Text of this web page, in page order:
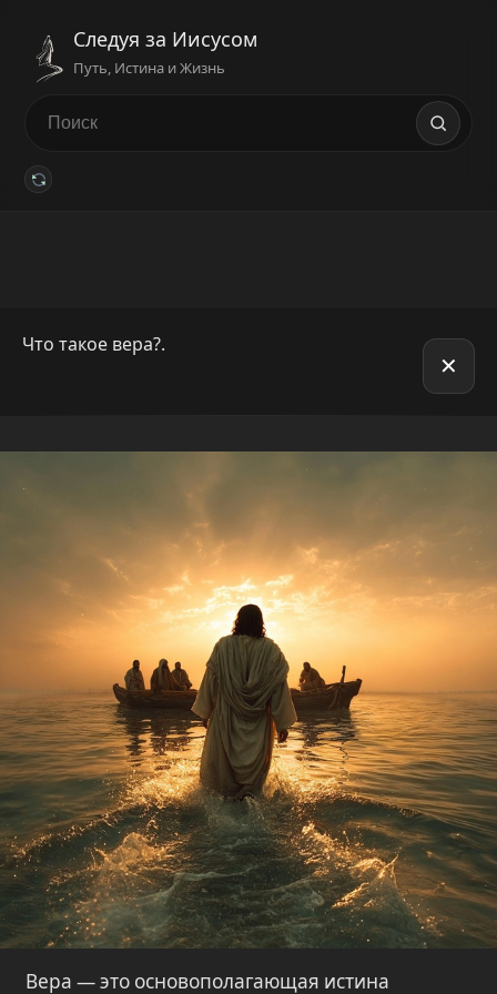
Следуя за Иисусом
Путь, Истина и Жизнь
✕
Что такое вера?.
Вера — это основополагающая истина